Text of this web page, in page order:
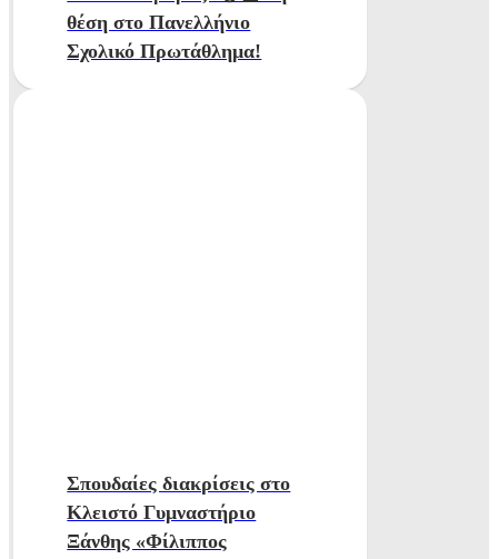
θέση στο Πανελλήνιο
Σχολικό Πρωτάθλημα!
Σπουδαίες διακρίσεις στο
Κλειστό Γυμναστήριο
Ξάνθης «Φίλιππος